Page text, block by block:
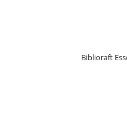
Biblioraft